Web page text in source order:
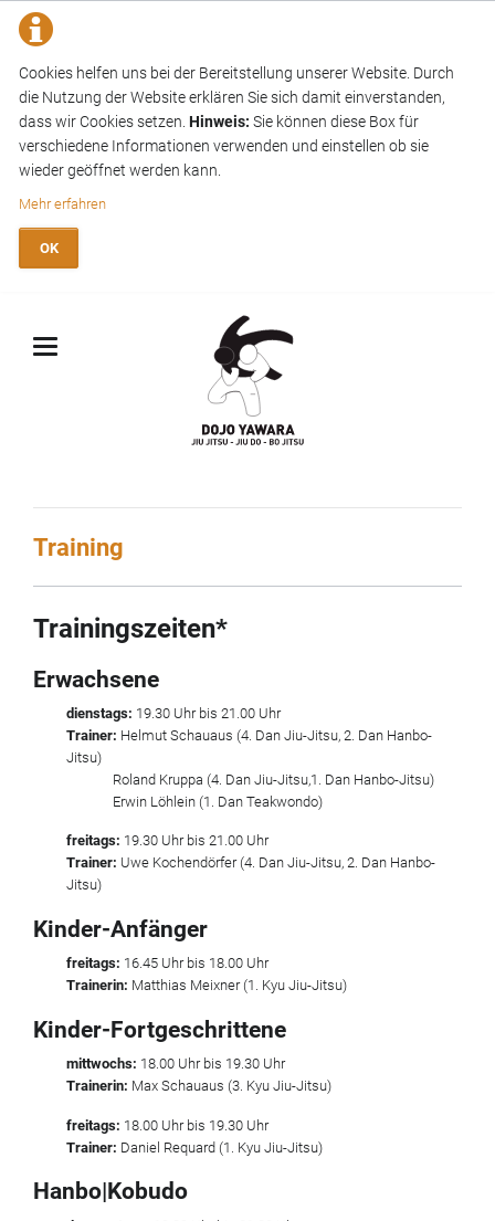
Cookies helfen uns bei der Bereitstellung unserer Website. Durch
die Nutzung der Website erklären Sie sich damit einverstanden,
dass wir Cookies setzen.Hinweis: Sie können diese Box für
verschiedene Informationen verwenden und einstellen ob sie
wieder geöffnet werden kann.
Mehr erfahren
OK
Training
Trainingszeiten*
Erwachsene
dienstags: 19.30 Uhr bis 21.00 Uhr
Trainer: Helmut Schauaus (4. Dan Jiu-Jitsu, 2. Dan Hanbo-
Jitsu)
Roland Kruppa (4. Dan Jiu-Jitsu,1. Dan Hanbo-Jitsu)
Erwin Löhlein (1. Dan Teakwondo)
freitags: 19.30 Uhr bis 21.00 Uhr
Trainer: Uwe Kochendörfer (4. Dan Jiu-Jitsu, 2. Dan Hanbo-
Jitsu)
Kinder-Anfänger
freitags: 16.45 Uhr bis 18.00 Uhr
Trainerin: Matthias Meixner (1. Kyu Jiu-Jitsu)
Kinder-Fortgeschrittene
mittwochs: 18.00 Uhr bis 19.30 Uhr
Trainerin: Max Schauaus (3. Kyu Jiu-Jitsu)
freitags: 18.00 Uhr bis 19.30 Uhr
Trainer: Daniel Requard (1. Kyu Jiu-Jitsu)
Hanbo|Kobudo